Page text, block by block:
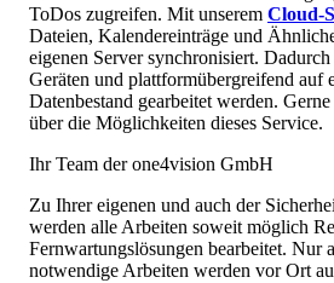
ToDos zugreifen. Mit unserem Cloud-
Dateien, Kalendereinträge und
eigenen Server synchronisiert.
Geräten und plattformübergreifend auf
Datenbestand gearbeitet werden.
über die Möglichkeiten dieses Service.
Ihr Team der one4vision GmbH
Zu Ihrer eigenen und auch der
werden alle Arbeiten soweit möglich
Fernwartungslösungen bearbeitet. Nur
notwendige Arbeiten werden vor Ort